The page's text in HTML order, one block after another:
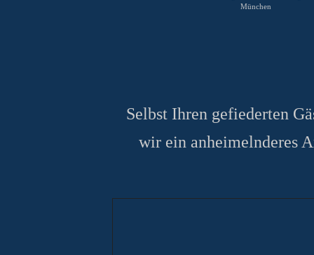
München
Selbst Ihren gefiederten
wir ein anheimelnderes